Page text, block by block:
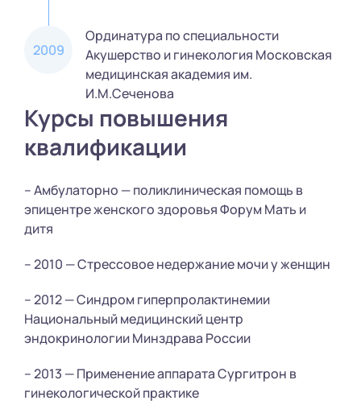
2009
Ординатура по специальности
Акушерство и гинекология Московская
медицинская академия им.
И.М.Сеченова
Курсы повышения
квалификации
– Амбулаторно — поликлиническая помощь в
эпицентре женского здоровья Форум Мать и
дитя
– 2010 — Стрессовое недержание мочи у женщин
– 2012 — Синдром гиперпролактинемии
Национальный медицинский центр
эндокринологии Минздрава России
– 2013 — Применение аппарата Сургитрон в
гинекологической практике